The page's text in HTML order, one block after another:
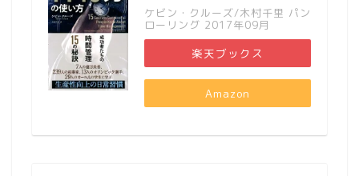
ケビン・クルーズ/木村千里 パン
ローリング 2017年09月
楽天ブックス
Amazon